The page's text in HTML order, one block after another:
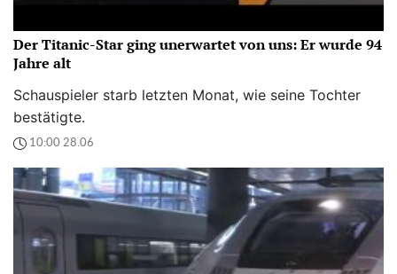
Der Titanic-Star ging unerwartet von uns: Er wurde 94
Jahre alt
Schauspieler starb letzten Monat, wie seine Tochter
bestätigte.
10:00 28.06